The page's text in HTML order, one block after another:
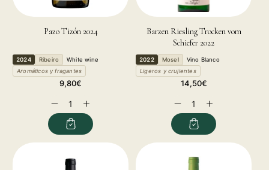
Pazo Tizón 2024
2024 Ribeiro
White wine
Aromáticos y fragantes
Regular
9,80€
Decrease
quantity
Increase
quantity
for
Barzen Riesling Trocken vom
Schiefer 2022
2022 Mosel
Vino Blanco
Ligeros y crujientes
Regular
14,50€
Decrease
quantity
Increase
quantity
for